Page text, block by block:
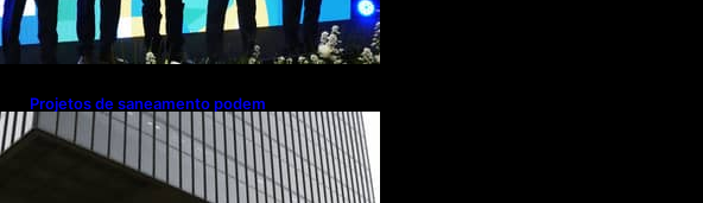
Projetos de saneamento podem
beneficiar 18 milhões de brasileiros